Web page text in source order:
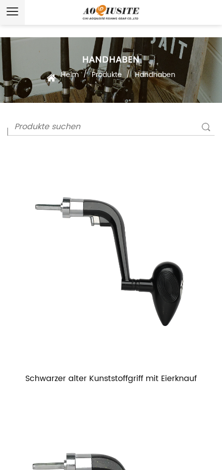
HANDHABEN
Heim / Produkte / Handhaben
Schwarzer alter Kunststoffgriff mit Eierknauf